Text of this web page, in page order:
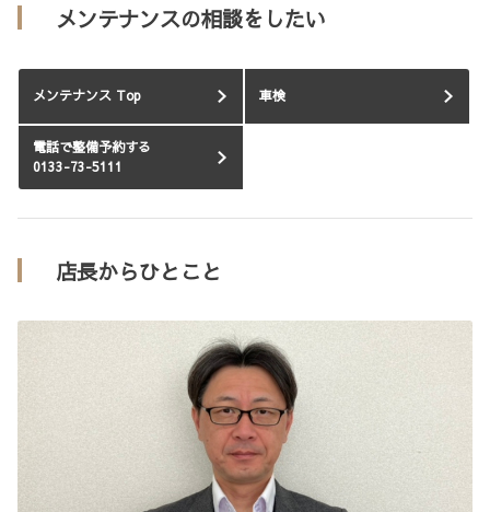
メンテナンスの相談をしたい
メンテナンス Top 車検
電話で整備予約する
0133-73-5111
店長からひとこと